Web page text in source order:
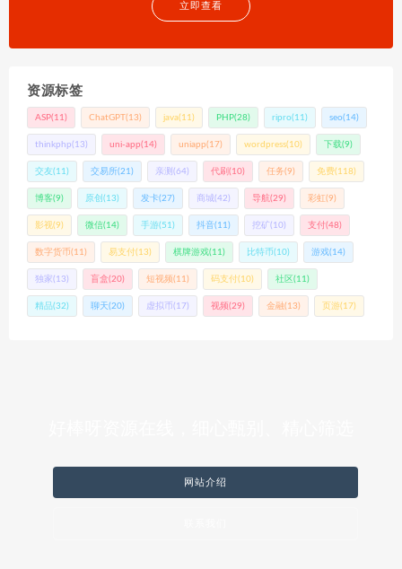
立即查看
资源标签
ASP(11) ChatGPT(13) java(11) PHP(28) ripro(11) seo(14)
thinkphp(13) uni-app(14) uniapp(17) wordpress(10) 下载(9)
交友(11) 交易所(21) 亲测 (64) 代刷 (10) 任务(9) 免费(118)
博客(9) 原创 (13) 发卡(27) 商城(42) 导航(29) 彩虹(9)
影视(9) 微信(14) 手游(51) 抖音(11) 挖矿(10) 支付(48)
数字货币(11) 易支付(13) 棋牌游戏(11) 比特币(10) 游戏(14)
独家(13) 盲盒(20) 短视频(11) 码支付(10) 社区(11)
精品(32) 聊天(20) 虚拟币(17) 视频(29) 金融(13) 页游(17)
网站介绍